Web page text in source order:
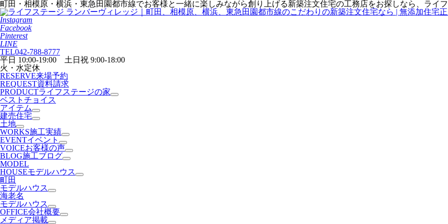
町田・相模原・横浜・東急田園都市線でお客様と一緒に楽しみながら創り上げる新築注文住宅の工務店をお探しなら、ライ
Instagram
Facebook
Pinterest
LINE
TEL042-788-8777
平日 10:00-19:00 土日祝 9:00-18:00
火・水定休
RESERVE来場予約
REQUEST資料請求
PRODUCTライフステージの家
ベストチョイス
アイテム
建売住宅
土地
WORKS施工実績
EVENTイベント
VOICEお客様の声
BLOG施工ブログ
MODEL
HOUSEモデルハウス
町田
モデルハウス
海老名
モデルハウス
OFFICE会社概要
メディア掲載